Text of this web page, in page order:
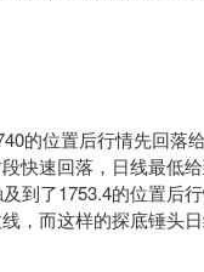
位置后行情先回落
快速回落，日线最低
到了1753.4的位置后
，而这样的探底锤头